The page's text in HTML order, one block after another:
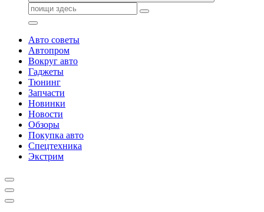
Поиск:
Авто советы
Автопром
Вокруг авто
Гаджеты
Тюнинг
Запчасти
Новинки
Новости
Обзоры
Покупка авто
Спецтехника
Экстрим